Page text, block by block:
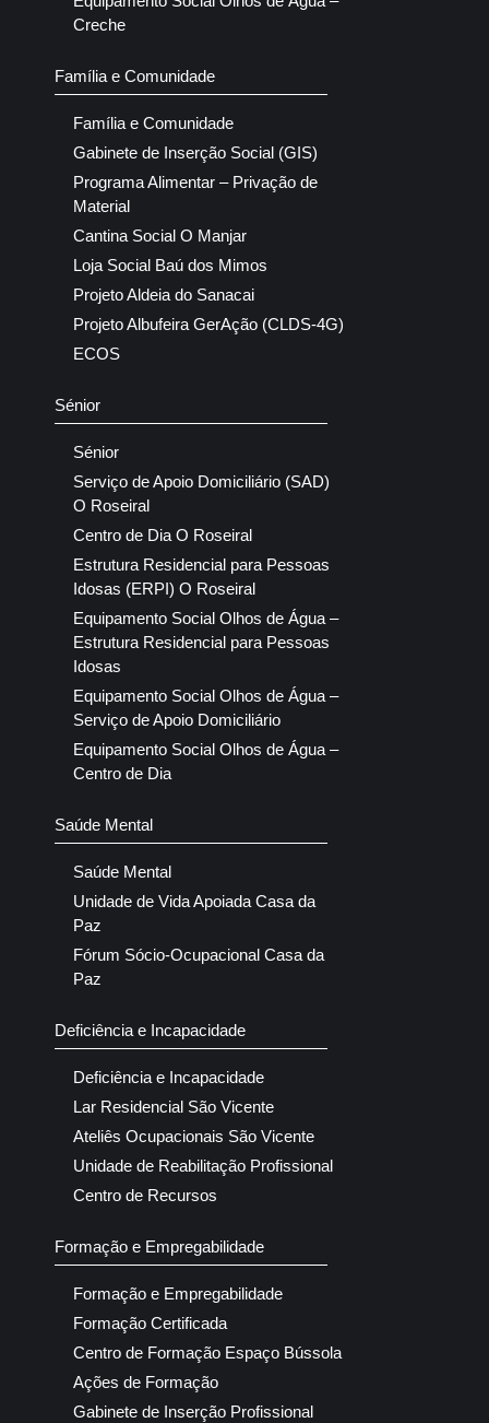
Creche
Família e Comunidade
Família e Comunidade
Gabinete de Inserção Social (GIS)
Programa Alimentar – Privação de
Material
Cantina Social O Manjar
Loja Social Baú dos Mimos
Projeto Aldeia do Sanacai
Projeto Albufeira GerAção (CLDS-4G)
ECOS
Sénior
Sénior
Serviço de Apoio Domiciliário (SAD)
O Roseiral
Centro de Dia O Roseiral
Estrutura Residencial para Pessoas
Idosas (ERPI) O Roseiral
Equipamento Social Olhos de Água –
Estrutura Residencial para Pessoas
Idosas
Equipamento Social Olhos de Água –
Serviço de Apoio Domiciliário
Equipamento Social Olhos de Água –
Centro de Dia
Saúde Mental
Saúde Mental
Unidade de Vida Apoiada Casa da
Paz
Fórum Sócio-Ocupacional Casa da
Paz
Deficiência e Incapacidade
Deficiência e Incapacidade
Lar Residencial São Vicente
Ateliês Ocupacionais São Vicente
Unidade de Reabilitação Profissional
Centro de Recursos
Formação e Empregabilidade
Formação e Empregabilidade
Formação Certificada
Centro de Formação Espaço Bússola
Ações de Formação
Gabinete de Inserção Profissional